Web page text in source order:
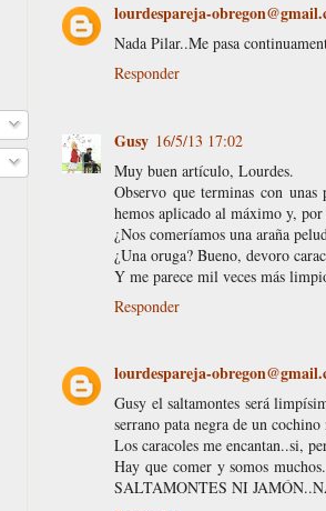
lourdespareja-
Nada Pilar..Me pasa
Responder
Gusy 16/5/13 17:02
Muy buen artículo, Lourdes.
Observo que terminas con
hemos aplicado al máximo y,
¿Nos comeríamos una araña
¿Una oruga? Bueno, devoro
Y me parece mil veces más
Responder
lourdespareja-
Gusy el saltamontes será
serrano pata negra de un
Los caracoles me encantan..si,
Hay que comer y somos
SALTAMONTES NI